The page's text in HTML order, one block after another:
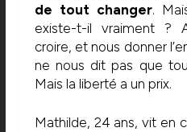
de tout changer.
existe-t-il vraiment ?
croire, et nous donner
ne nous dit pas que
Mais la liberté a un prix.
Mathilde, 24 ans, vit en